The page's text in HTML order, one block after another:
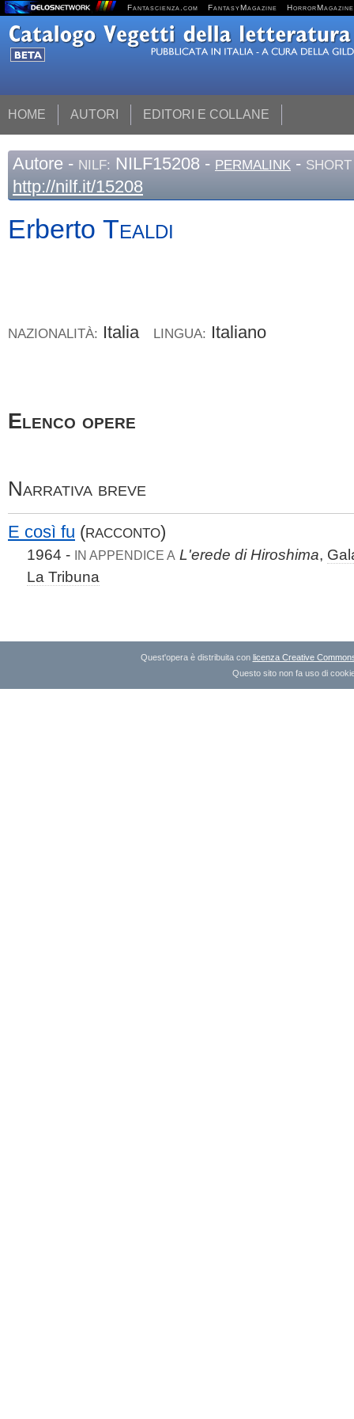
Fantascienza.com FantasyMagazine HorrorMagazine
HOME AUTORI EDITORI E COLLANE
Autore - NILF: NILF15208 - PERMALINK -
http://nilf.it/15208
Erberto Tealdi
NAZIONALITÀ: Italia LINGUA: Italiano
Elenco opere
Narrativa breve
E così fu (RACCONTO)
1964 - IN APPENDICE A L'erede di Hiroshima,
La Tribuna
Quest'opera è distribuita con licenza Creative
Questo sito non fa uso di